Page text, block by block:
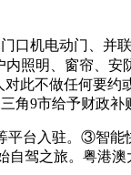
口机电动门、并
照明、窗帘、
此不做任何要
角9市给予财政补
台入驻。③智能
驾之旅。粤港